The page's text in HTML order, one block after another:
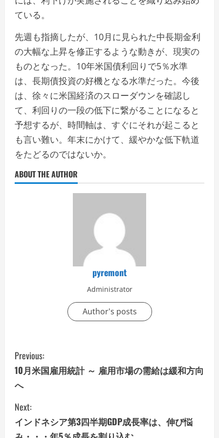
ている。
先週も指摘したが、10月に見られた中長期金利
の大幅な上昇を修正するような動きが、現実の
ものとなった。10年米国債利回りで5％水準
は、長期債投資の好機となる水準だった。今後
は、徐々に米国経済のスローダウンを確認し
て、利回りの一段の低下に繋がることになると
予想するが、時間軸は、すぐにそれが起こると
も言い難い。年末にかけて、緩やかな低下軌道
をたどるのではないか。
ABOUT THE AUTHOR
pyremont
Administrator
Author's posts
C
o
n
t
i
Previous:
10月米国雇用統計 ～ 雇用市場の需給は緩和方向
へ
Next:
インドネシア第3四半期GDP成長率は、伸び悩